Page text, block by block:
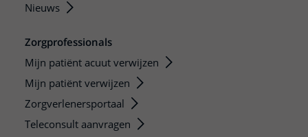
Nieuws
Zorgprofessionals
Mijn patiënt acuut verwijzen
Mijn patiënt verwijzen
Zorgverlenersportaal
Teleconsult aanvragen